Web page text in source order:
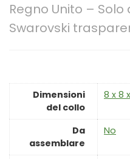
Regno Unito –
Swarovski
Dimensioni
del collo
‎8 x 8
Da
assemblare
‎No